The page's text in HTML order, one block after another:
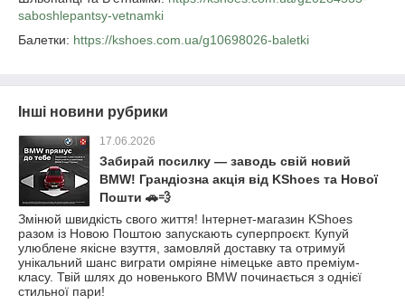
saboshlepantsy-vetnamki
Балетки: https://kshoes.com.ua/g10698026-baletki
Інші новини рубрики
17.06.2026
Забирай посилку — заводь свій новий
BMW! Грандіозна акція від KShoes та Нової
Пошти 🚗💨
Змінюй швидкість свого життя! Інтернет-магазин KShoes
разом із Новою Поштою запускають суперпроєкт. Купуй
улюблене якісне взуття, замовляй доставку та отримуй
унікальний шанс виграти омріяне німецьке авто преміум-
класу. Твій шлях до новенького BMW починається з однієї
стильної пари!